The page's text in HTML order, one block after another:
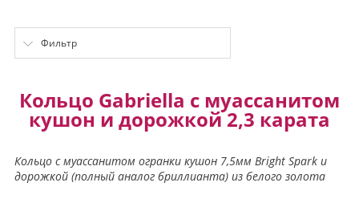
Фильтр
Кольцо Gabriella с муассанитом
кушон и дорожкой 2,3 карата
Кольцо с муассанитом огранки кушон 7,5мм Bright Spark и
дорожкой (полный аналог бриллианта) из белого золота